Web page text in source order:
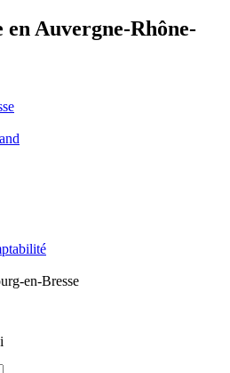
Auvergne-Rhône-
en-Bresse